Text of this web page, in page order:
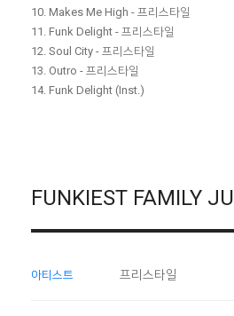
10. Makes Me High - 프리스타일
11. Funk Delight - 프리스타일
12. Soul City - 프리스타일
13. Outro - 프리스타일
14. Funk Delight (Inst.)
FUNKIEST FAMILY
아티스트 프리스타일